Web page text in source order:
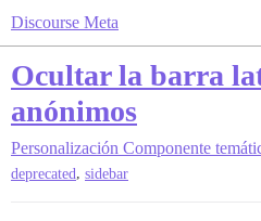
Discourse Meta
Ocultar la barra
anónimos
Personalización Componente
deprecated, sidebar